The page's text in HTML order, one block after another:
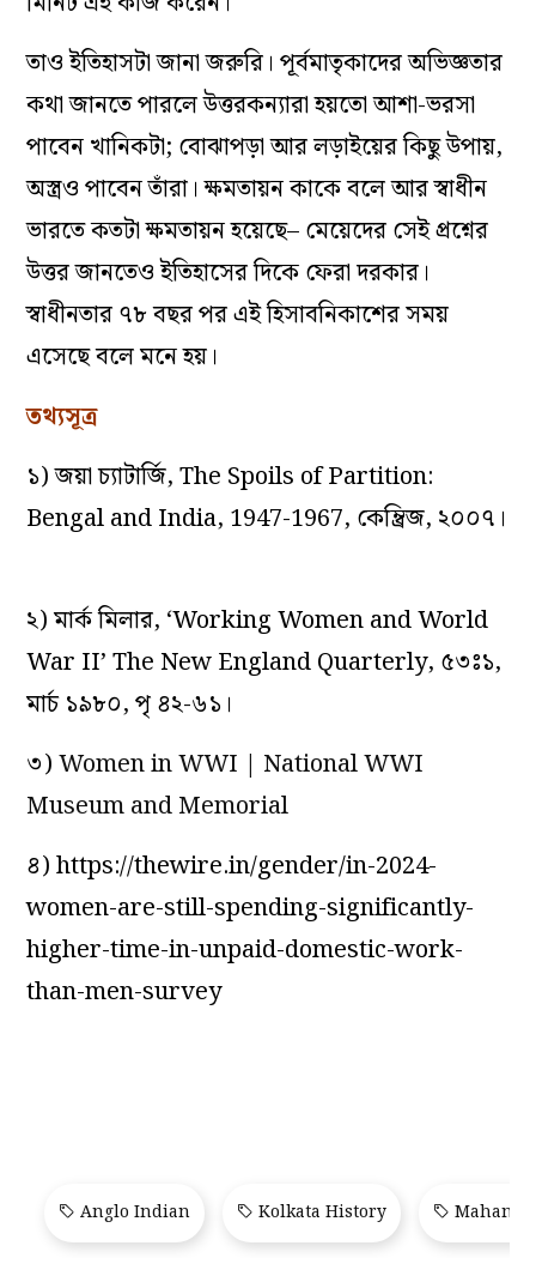
তাও ইতিহাসটা জানা জরুরি। পূর্বমাতৃকাদের অভিজ্ঞতার
কথা জানতে পারলে উত্তরকন্যারা হয়তো আশা-ভরসা
পাবেন খানিকটা; বোঝাপড়া আর লড়াইয়ের কিছু উপায়,
অস্ত্রও পাবেন তাঁরা। ক্ষমতায়ন কাকে বলে আর স্বাধীন
ভারতে কতটা ক্ষমতায়ন হয়েছে– মেয়েদের সেই প্রশ্নের
উত্তর জানতেও ইতিহাসের দিকে ফেরা দরকার।
স্বাধীনতার ৭৮ বছর পর এই হিসাবনিকাশের সময়
এসেছে বলে মনে হয়।
তথ্যসূত্র
১) জয়া চ্যাটার্জি,The Spoils of Partition:
Bengal and India, 1947-1967, কেম্ব্রিজ, ২০০৭।
২) মার্ক মিলার, ‘Working Women and World
War II’The New England Quarterly, ৫৩ঃ১,
মার্চ ১৯৮০, পৃ ৪২-৬১।
৩)Women in WWI | National WWI
Museum and Memorial
৪) https://thewire.in/gender/in-2024-
women-are-still-spending-significantly-
higher-time-in-unpaid-domestic-work-
than-men-survey
Anglo Indian Kolkata History